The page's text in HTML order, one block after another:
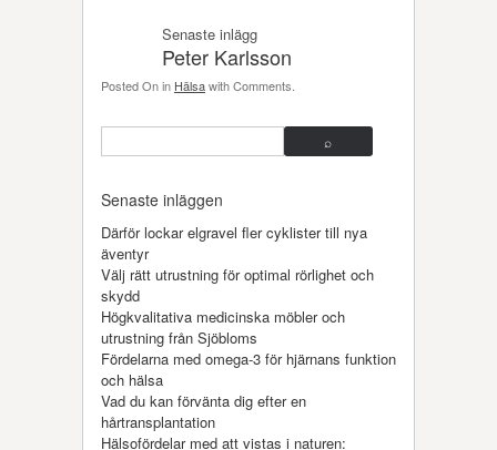
Senaste inlägg
Peter Karlsson
Posted Onin HälsawithComments.
Senaste inläggen
Därför lockar elgravel fler cyklister till nya
äventyr
Välj rätt utrustning för optimal rörlighet och
skydd
Högkvalitativa medicinska möbler och
utrustning från Sjöbloms
Fördelarna med omega-3 för hjärnans funktion
och hälsa
Vad du kan förvänta dig efter en
hårtransplantation
Hälsofördelar med att vistas i naturen: